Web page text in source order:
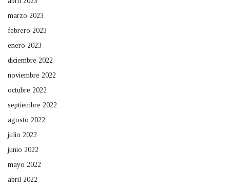
marzo 2023
febrero 2023
enero 2023
diciembre 2022
noviembre 2022
octubre 2022
septiembre 2022
agosto 2022
julio 2022
junio 2022
mayo 2022
abril 2022